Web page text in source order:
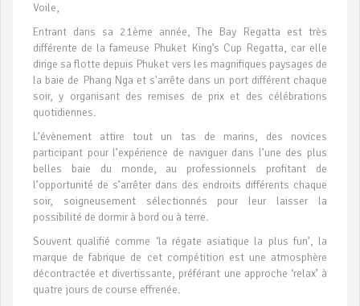
Voile,
Entrant dans sa 21ème année, The Bay Regatta est très
différente de la fameuse Phuket King’s Cup Regatta, car elle
dirige sa flotte depuis Phuket vers les magnifiques paysages de
la baie de Phang Nga et s'arrête dans un port différent chaque
soir, y organisant des remises de prix et des célébrations
quotidiennes.
L’évènement attire tout un tas de marins, des novices
participant pour l’expérience de naviguer dans l’une des plus
belles baie du monde, au professionnels profitant de
l’opportunité de s’arrêter dans des endroits différents chaque
soir, soigneusement sélectionnés pour leur laisser la
possibilité de dormir à bord ou à terre.
Souvent qualifié comme ‘la régate asiatique la plus fun’, la
marque de fabrique de cet compétition est une atmosphère
décontractée et divertissante, préférant une approche ‘relax’ à
quatre jours de course effrenée.